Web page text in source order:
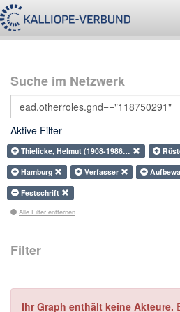
Suche im Netzwerk
Aktive Filter
Thielicke, Helmut (1908-1986…
Hamburg
Verfasser
Festschrift
Alle Filter entfernen
Filter
Ihr Graph enthält keine Akteure.